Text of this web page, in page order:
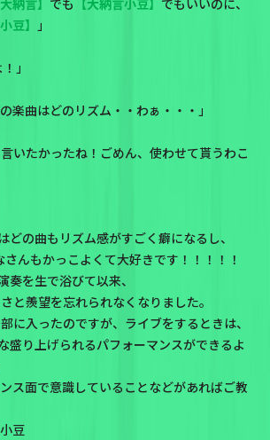
納言】 でも 【大納言小豆】 でもいいのに、
豆】 」
」
楽曲はどのリズム・・わぁ・・・」
いたかったね！ごめん、使わせて貰うわこ
の曲もリズム感がすごく癖になるし、
んもかっこよくて大好きです！！！！！
を生で浴びて以来、
と羨望を忘れられなくなりました。
に入ったのですが、ライブをするときは、
盛り上げられるパフォーマンスができるよ
ス面で意識していることなどがあればご教
豆